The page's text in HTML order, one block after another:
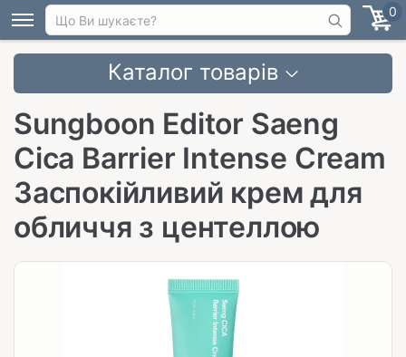
0
Каталог товарів
Sungboon Editor Saeng
Cica Barrier Intense Cream
Заспокійливий крем для
обличчя з центеллою